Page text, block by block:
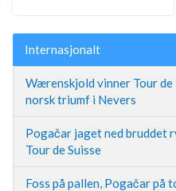
Internasjonalt
Wærenskjold vinner Tour
norsk triumf i Nevers
Pogačar jaget ned
Tour de Suisse
Foss på pallen, Pogačar på